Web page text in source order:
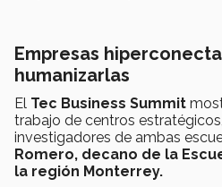
Empresas
humanizarlas
El Tec Business Summit
trabajo de centros
investigadores de ambas
Romero, decano de la
la región Monterrey.